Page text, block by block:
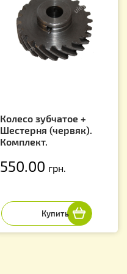
Колесо зубчатое +
Шестерня (червяк).
Комплект.
550.00 грн.